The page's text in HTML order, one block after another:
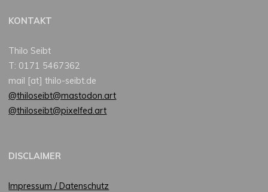
KONTAKT
Thilo Seibt
T: 0171 5467362
mail [at] thilo-seibt.de
@thiloseibt@mastodon.art
@thiloseibt@pixelfed.art
DISCLAIMER
Impressum / Datenschutz